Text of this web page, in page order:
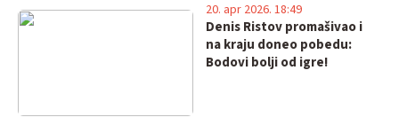
Denis Ristov promašivao i
na kraju doneo pobedu:
Bodovi bolji od igre!
20. apr 2026. 18:49